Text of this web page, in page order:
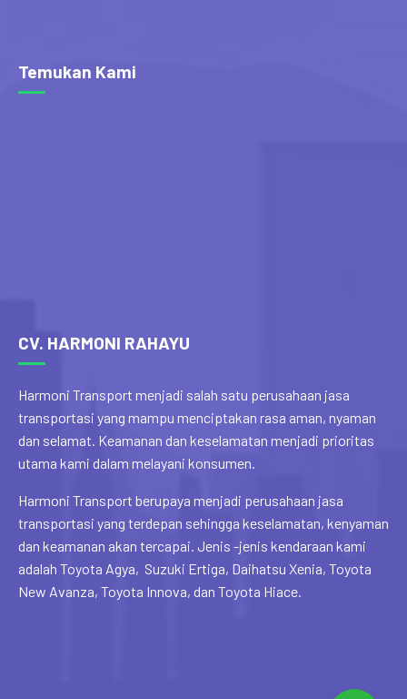
Temukan Kami
CV. HARMONI RAHAYU
Harmoni Transport menjadi salah satu perusahaan jasa
transportasi yang mampu menciptakan rasa aman, nyaman
dan selamat. Keamanan dan keselamatan menjadi prioritas
utama kami dalam melayani konsumen.
Harmoni Transport berupaya menjadi perusahaan jasa
transportasi yang terdepan sehingga keselamatan, kenyaman
dan keamanan akan tercapai. Jenis -jenis kendaraan kami
adalah Toyota Agya, Suzuki Ertiga, Daihatsu Xenia, Toyota
New Avanza, Toyota Innova, dan Toyota Hiace.